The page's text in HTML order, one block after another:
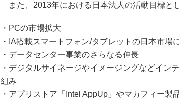
また、2013年における日本法人の活動目標と
・PCの市場拡大
・IA搭載スマートフォン/タブレットの日本市場
・データセンター事業のさらなる伸長
・デジタルサイネージやイメージングなどイン
組み
・アプリストア「Intel AppUp」やマカフィー製